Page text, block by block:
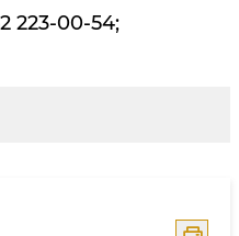
223-00-54;